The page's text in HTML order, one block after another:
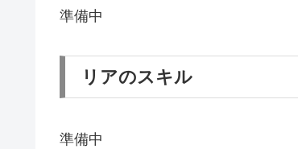
準備中
リアのスキル
準備中